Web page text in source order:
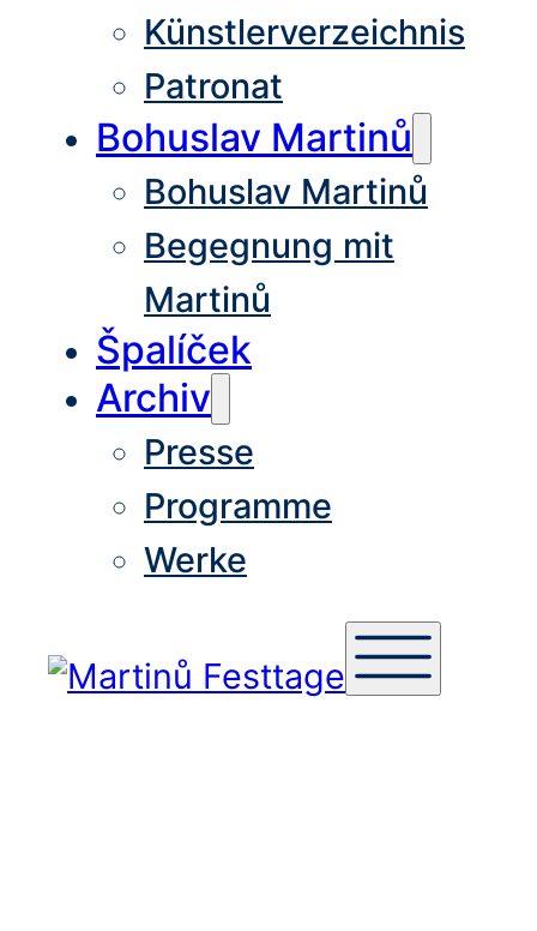
Künstlerverzeichnis
Patronat
Bohuslav Martinů
Bohuslav Martinů
Begegnung mit
Martinů
Špalíček
Archiv
Presse
Programme
Werke